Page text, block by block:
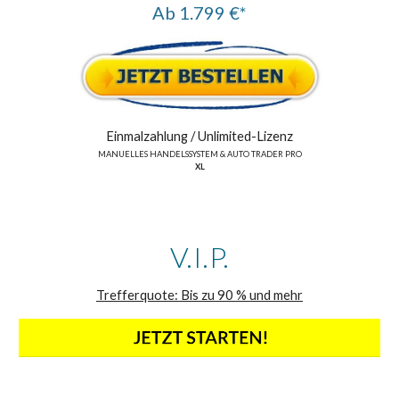
Ab 1.799 €*
Einmalzahlung /Unlimited-Lizenz
MANUELLES HANDELSSYSTEM & AUTO TRADER PRO
XL
V.I.P.
Trefferquote: Bis zu 90 % und mehr